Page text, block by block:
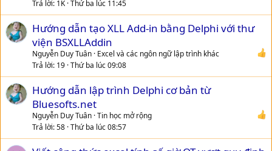
t
Trả lời 1K Thứ ba lúc 11:45
Hướng dẫn tạo XLL Add-in bằng Delphi với thư
viện BSXLLAddin
Nguyễn Duy Tuân Excel và các ngôn ngữ lập trình khác
Trả lời 19 Thứ ba lúc 09:08
Hướng dẫn lập trình Delphi cơ bản từ
Bluesofts.net
Nguyễn Duy Tuân Tin học mở rộng
Trả lời 58 Thứ ba lúc 08:57